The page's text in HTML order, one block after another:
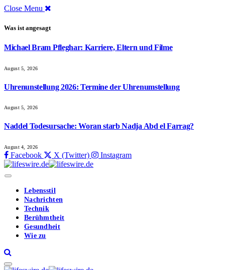
Close Menu
Was ist angesagt
Michael Bram Pfleghar: Karriere, Eltern und Filme
August 5, 2026
Uhrenunstellung 2026: Termine der Uhrenumstellung
August 5, 2026
Naddel Todesursache: Woran starb Nadja Abd el Farrag?
August 4, 2026
Facebook X (Twitter) Instagram
Lebensstil
Nachrichten
Technik
Berühmtheit
Gesundheit
Wie zu